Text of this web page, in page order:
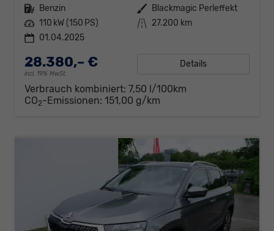
Kraftstoff Benzin Außenfarbe Blackmagic Perleffekt
Leistung 110 kW (150 PS) Kilometerstand 27.200 km
01.04.2025
28.380,– €
incl. 19% MwSt.
Details
Verbrauch kombiniert: 7,50 l/100km
CO2-Emissionen: 151,00 g/km